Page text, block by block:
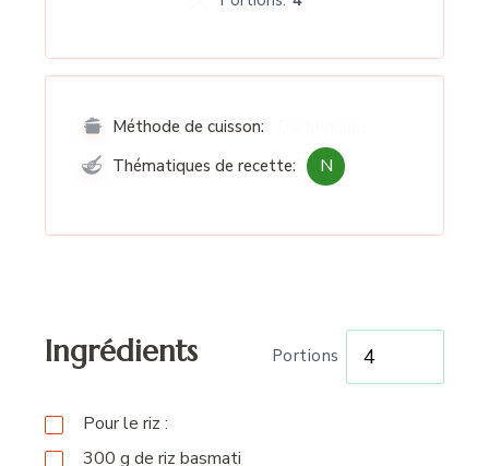
Méthode de cuisson:
Thématiques de recette: N
Ingrédients Portions
Pour le riz :
300 g de riz basmati